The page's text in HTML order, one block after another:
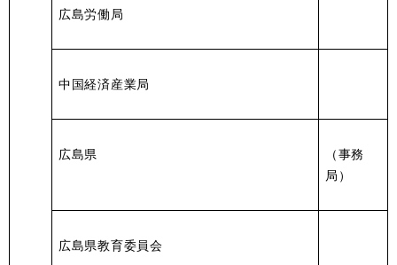
広島労働局
中国経済産業局
広島県
（事務
局）
広島県教育委員会